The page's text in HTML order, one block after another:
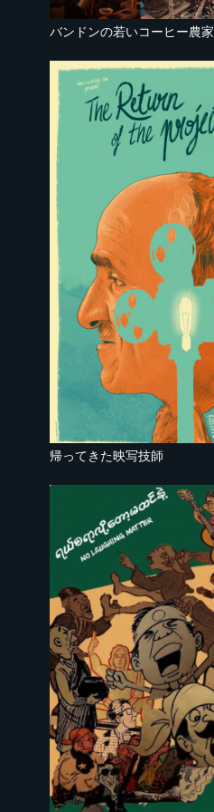
バンドンの若いコーヒー農家
帰ってきた映写技師